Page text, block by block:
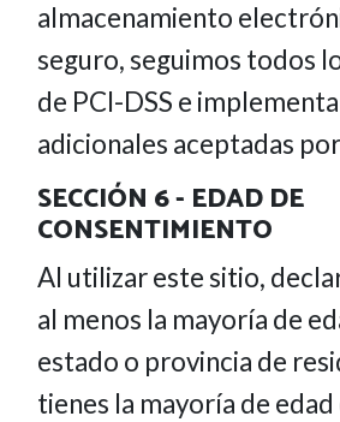
almacenamiento
seguro, seguimos todos
de PCI-DSS e
adicionales aceptadas
SECCIÓN 6 - EDAD DE
CONSENTIMIENTO
Al utilizar este sitio,
al menos la mayoría de
estado o provincia de
tienes la mayoría de